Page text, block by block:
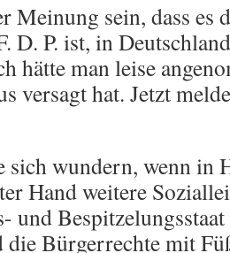
Meinung sein, dass es
D. P. ist, in
hätte man leise
versagt hat. Jetzt
wundern, wenn in
Hand weitere
und
die Bürgerrechte mit